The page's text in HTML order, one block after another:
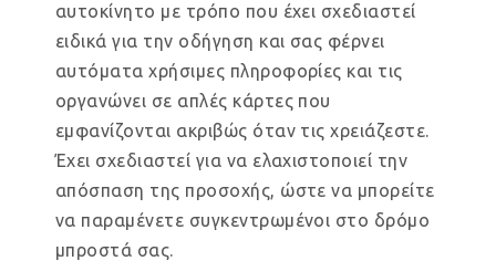
αυτοκίνητο με τρόπο που έχει σχεδιαστεί
ειδικά για την οδήγηση και σας φέρνει
αυτόματα χρήσιμες πληροφορίες και τις
οργανώνει σε απλές κάρτες που
εμφανίζονται ακριβώς όταν τις χρειάζεστε.
Έχει σχεδιαστεί για να ελαχιστοποιεί την
απόσπαση της προσοχής, ώστε να μπορείτε
να παραμένετε συγκεντρωμένοι στο δρόμο
μπροστά σας.